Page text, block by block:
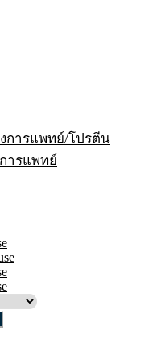
การแพทย์/โปรตีน
ารแพทย์